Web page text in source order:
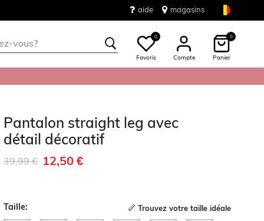
aide magasins
0
Favoris Compte
0
Panier
Pantalon straight leg avec
détail décoratif
Remise de
39,99 €à 12,50 €
Taille: Trouvez votre taille idéale